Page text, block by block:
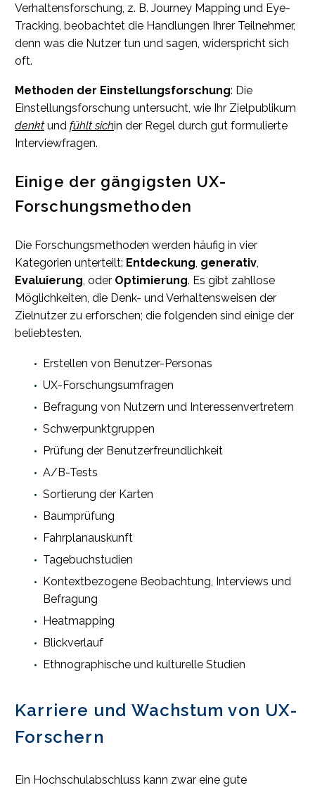
Verhaltensforschung, z. B. Journey Mapping und Eye-
Tracking, beobachtet die Handlungen Ihrer Teilnehmer,
denn was die Nutzer tun und sagen, widerspricht sich
oft.
Methoden der Einstellungsforschung: Die
Einstellungsforschung untersucht, wie Ihr Zielpublikum
denkt und fühlt sichin der Regel durch gut formulierte
Interviewfragen.
Einige der gängigsten UX-
Forschungsmethoden
Die Forschungsmethoden werden häufig in vier
Kategorien unterteilt: Entdeckung, generativ,
Evaluierung, oder Optimierung. Es gibt zahllose
Möglichkeiten, die Denk- und Verhaltensweisen der
Zielnutzer zu erforschen; die folgenden sind einige der
beliebtesten.
Erstellen von Benutzer-Personas
UX-Forschungsumfragen
Befragung von Nutzern und Interessenvertretern
Schwerpunktgruppen
Prüfung der Benutzerfreundlichkeit
A/B-Tests
Sortierung der Karten
Baumprüfung
Fahrplanauskunft
Tagebuchstudien
Kontextbezogene Beobachtung, Interviews und
Befragung
Heatmapping
Blickverlauf
Ethnographische und kulturelle Studien
Karriere und Wachstum von UX-
Forschern
Ein Hochschulabschluss kann zwar eine gute